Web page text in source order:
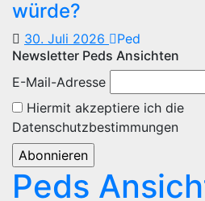
würde?
30. Juli 2026
Ped
Newsletter Peds Ansichten
E-Mail-Adresse
Hiermit akzeptiere ich die
Datenschutzbestimmungen
Peds